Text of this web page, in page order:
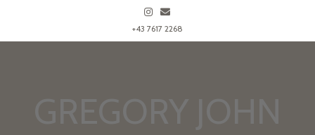
Instagram
Email
+43 7617 2268